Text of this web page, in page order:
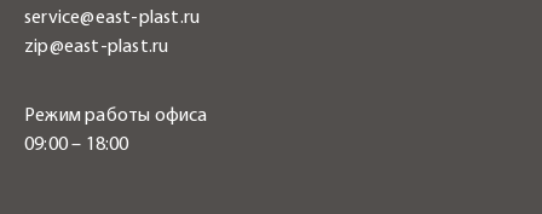
service@east-plast.ru
zip@east-plast.ru
Режим работы офиса
09:00 – 18:00